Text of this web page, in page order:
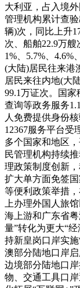
大利亚，占入境
管理机构累计查验
辆)次，同比上升
次、船舶22.9万
1%、5.7%、4.6%
(大陆)居民往来港
居民来往内地(大
99.1万证次。国
查询等政务服务
人免费提供身份
12367服务平台受
多个国家和地区
民管理机构持续
理政策制度创新
扩大单方面免签
等便利政策举措
上办理外国人旅
海上游和广东省
量”转化为更大“
持新皇岗口岸实
澳部分陆地口岸
边境部分陆地口
物、交通工具口